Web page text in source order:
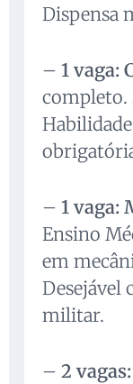
Dispensa
– 1 vaga:
completo.
– 1 vaga:
Ensino
em
Desejável
militar.
– 2